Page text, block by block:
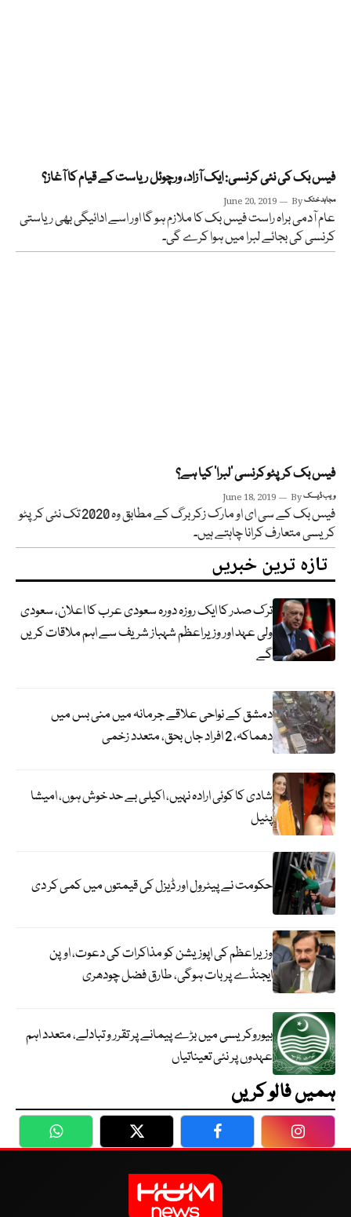
فیس بک کی نئی کرنسی: ایک آزاد، ورچوئل ریاست کے قیام کا آغاز؟
June 20, 2019 Byمجاہد خٹک
عام آدمی براہ راست فیس بک کا ملازم ہو گا اور اسے ادائیگی بھی ریاستی
کرنسی کی بجائے لبرا میں ہوا کرے گی۔
فیس بک کرپٹو کرنسی ’لبرا‘ کیا ہے؟
June 18, 2019 Byویب ڈیسک
فیس بک کے سی ای او مارک زکربرگ کے مطابق وہ 2020 تک نئی کرپٹو
کریسی متعارف کرانا چاہتے ہیں۔
تازہ ترین خبریں
ترک صدر کا ایک روزہ دورہ سعودی عرب کا اعلان، سعودی
ولی عہد اور وزیراعظم شہباز شریف سے اہم ملاقات کریں
گے
دمشق کے نواحی علاقے جرمانہ میں منی بس میں
دھماکہ، 2 افراد جاں بحق، متعدد زخمی
شادی کا کوئی ارادہ نہیں، اکیلی بے حد خوش ہوں، امیشا
پٹیل
حکومت نے پیٹرول اور ڈیزل کی قیمتوں میں کمی کر دی
وزیراعظم کی اپوزیشن کو مذاکرات کی دعوت، اوپن
ایجنڈے پر بات ہوگی، طارق فضل چودھری
بیوروکریسی میں بڑے پیمانے پر تقرر و تبادلے، متعدد اہم
عہدوں پر نئی تعیناتیاں
ہمیں فالو کریں
WhatsApp Twitter Facebook